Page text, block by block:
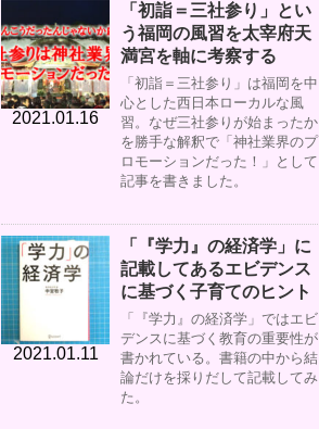
2021.01.16
「初詣＝三社参り」とい
う福岡の風習を太宰府天
満宮を軸に考察する
「初詣＝三社参り」は福岡を中
心とした西日本ローカルな風
習。なぜ三社参りが始まったか
を勝手な解釈で「神社業界のプ
ロモーションだった！」として
記事を書きました。
2021.01.11
「『学力』の経済学」に
記載してあるエビデンス
に基づく子育てのヒント
「『学力』の経済学」ではエビ
デンスに基づく教育の重要性が
書かれている。書籍の中から結
論だけを採りだして記載してみ
た。